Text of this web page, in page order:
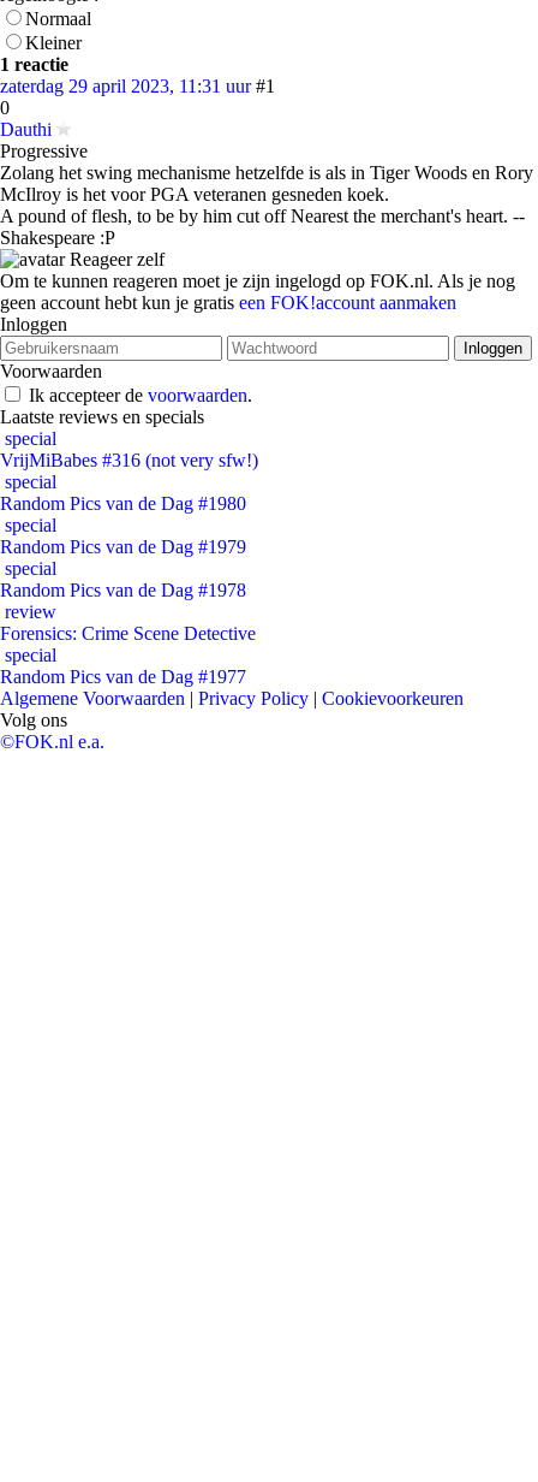
Normaal
Kleiner
1 reactie
zaterdag 29 april 2023, 11:31 uur #1
0
Dauthi
Progressive
Zolang het swing mechanisme hetzelfde is als in Tiger Woods en Rory
McIlroy is het voor PGA veteranen gesneden koek.
A pound of flesh, to be by him cut off Nearest the merchant's heart. --
Shakespeare :P
Reageer zelf
Om te kunnen reageren moet je zijn ingelogd op FOK.nl. Als je nog
geen account hebt kun je gratis een FOK!account aanmaken
Inloggen
Voorwaarden
Ik accepteer de voorwaarden.
Laatste reviews en specials
special
VrijMiBabes #316 (not very sfw!)
special
Random Pics van de Dag #1980
special
Random Pics van de Dag #1979
special
Random Pics van de Dag #1978
review
Forensics: Crime Scene Detective
special
Random Pics van de Dag #1977
Algemene Voorwaarden | Privacy Policy | Cookievoorkeuren
Volg ons
©FOK.nl e.a.